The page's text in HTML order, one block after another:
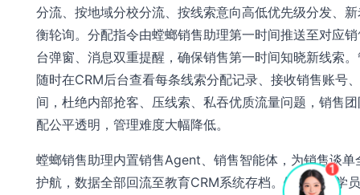
分流、按地域分校分流、按线索意向高低优先级分发、
衡轮询。分配指令由螳螂销售助理第一时间推送至对应
台弹窗、消息双重提醒，确保销售第一时间知晓新线索
随时在CRM后台查看每条线索分配记录、接收销售账号
间，杜绝内部抢客、压线索、私吞优质流量问题，销售
配公平透明，管理难度大幅降低。
螳螂销售助理内置销售Agent、销售智能体，为销售谈单
护航，数据全部回流至教育CRM系统存档。销售打开学